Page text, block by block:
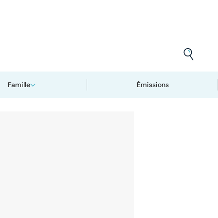
Famille Émissions